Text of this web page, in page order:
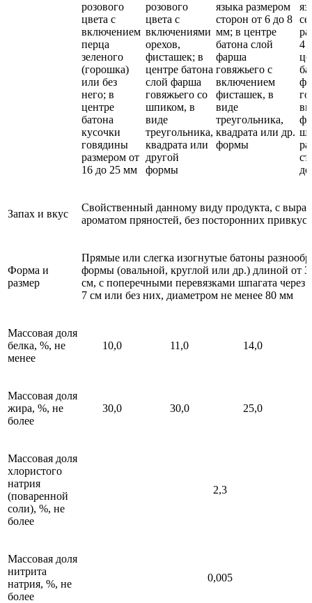
розового
цвета с
включением
перца
зеленого
(горошка)
или без
него; в
центре
батона
кусочки
говядины
размером от
16 до 25 мм
розового
цвета с
включениями
орехов,
фисташек; в
центре батона
слой фарша
говяжьего со
шпиком, в
виде
треугольника,
квадрата или
другой
формы
языка размером
сторон от 6 до 8
мм; в центре
батона слой
фарша
говяжьего с
включением
фисташек, в
виде
треугольника,
квадрата или др.
формы
4
Запах и вкус
Свойственный данному виду продукта, с
ароматом пряностей, без посторонних
Форма и
размер
Прямые или слегка изогнутые батоны
формы (овальной, круглой или др.) длиной от
см, с поперечными перевязками шпагата через
7 см или без них, диаметром не менее 80 мм
Массовая доля
белка, %, не
менее
10,0 11,0 14,0
Массовая доля
жира, %, не
более
30,0 30,0 25,0
Массовая доля
хлористого
натрия
(поваренной
соли), %, не
более
2,3
Массовая доля
нитрита
натрия, %, не
более
0,005